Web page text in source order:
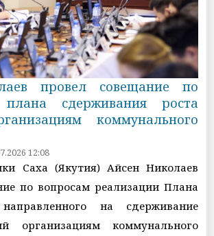
провел совещание по
плана сдерживания роста
коммунального
12:08
Саха (Якутия) Айсен Николаев
по вопросам реализации Плана
на сдерживание
организациям коммунального